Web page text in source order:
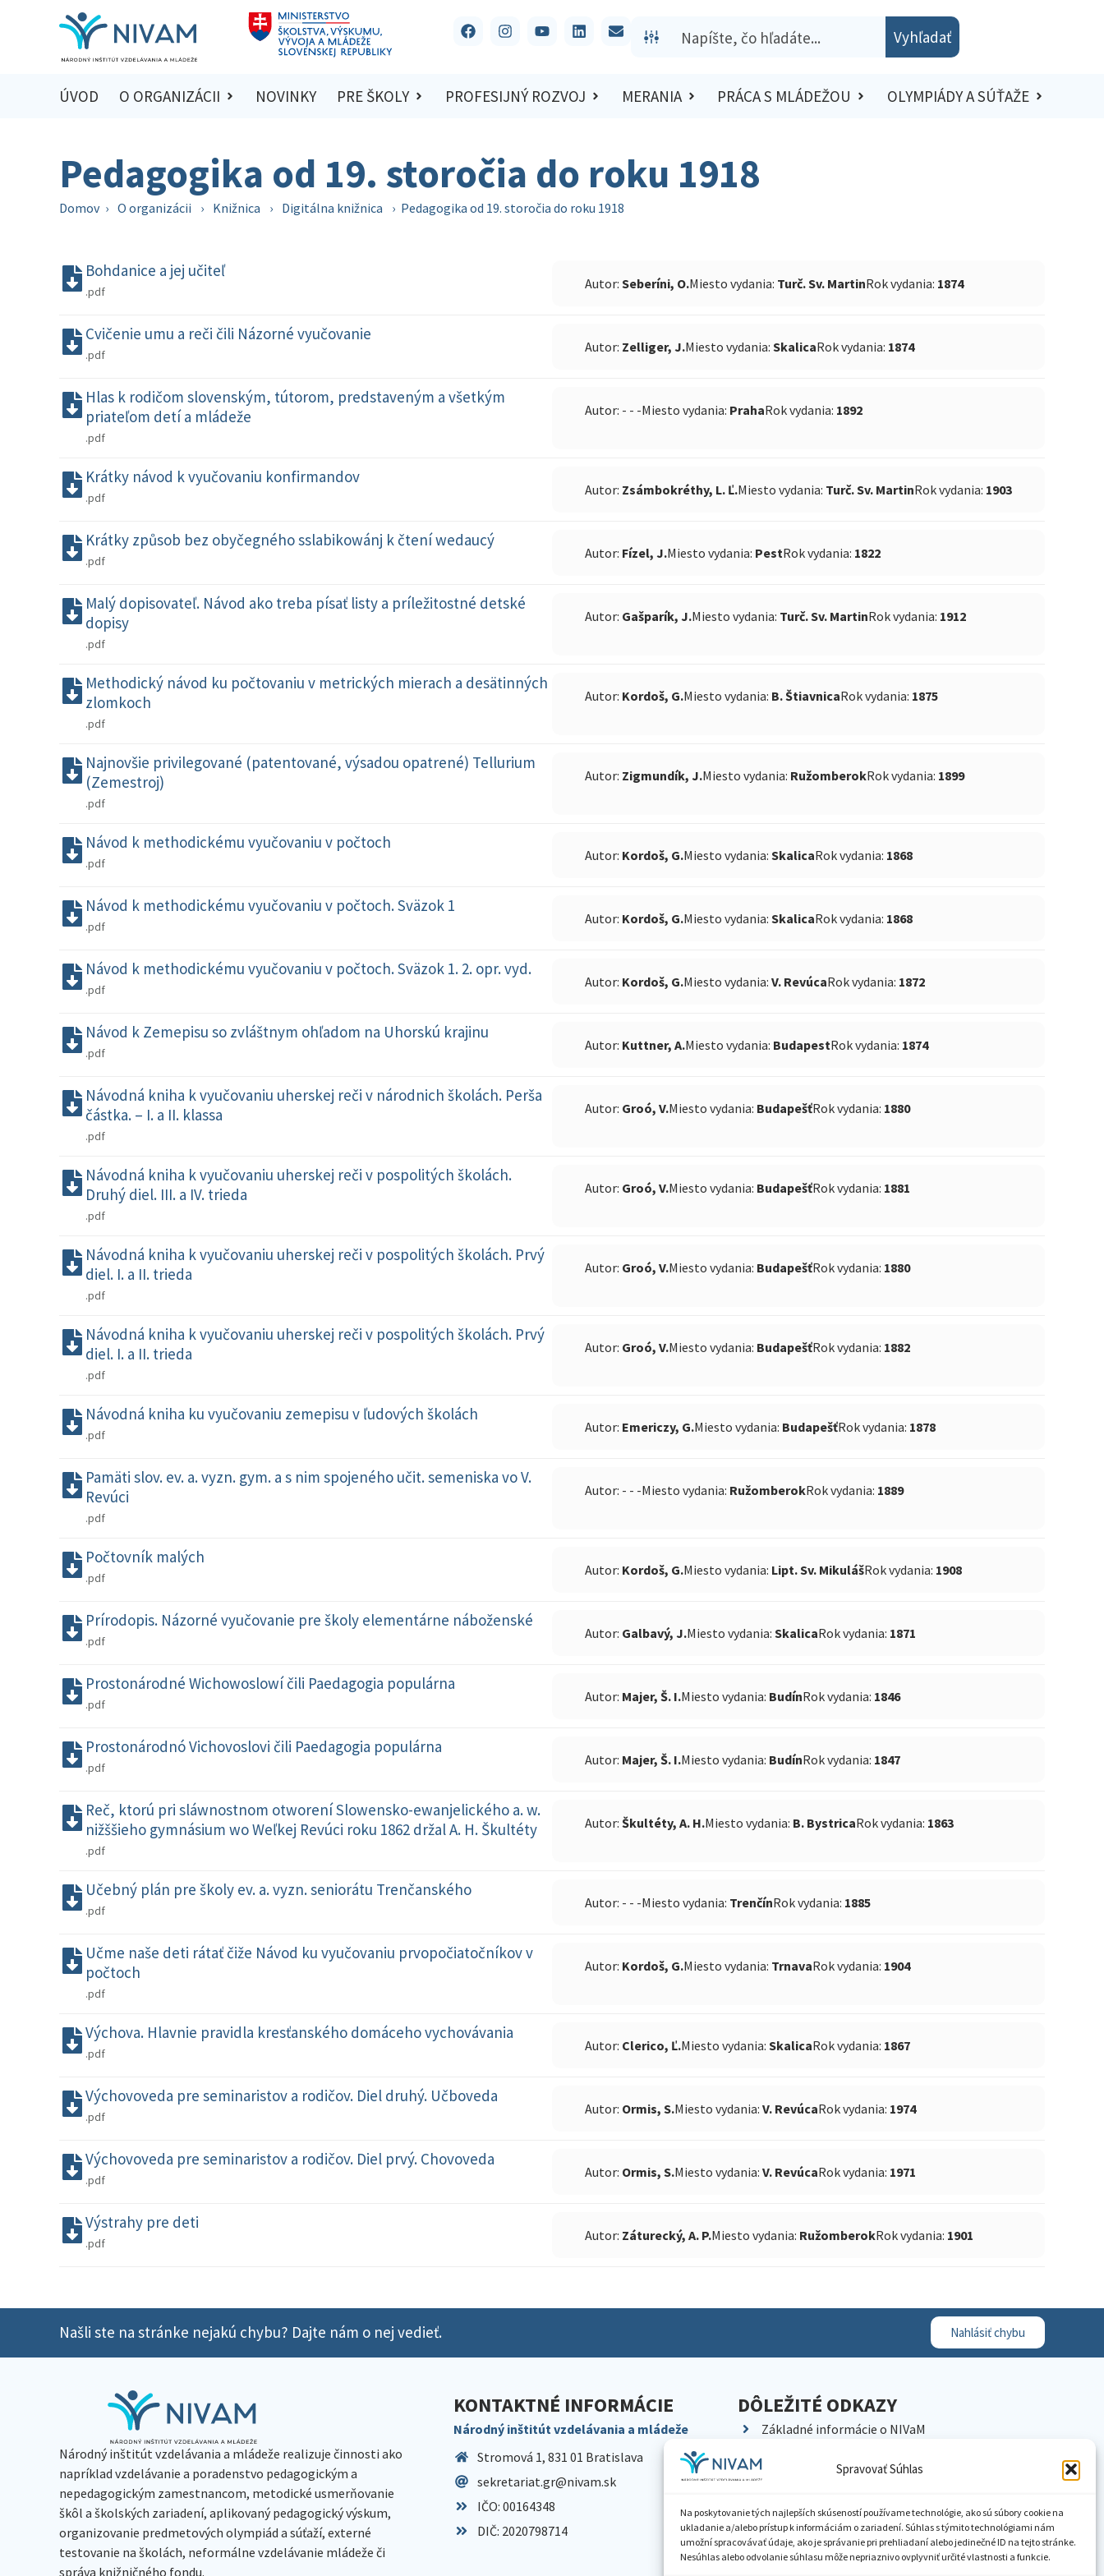
Spravovať Súhlas
Na poskytovanie tých najlepších skúseností používame technológie, ako sú súbory cookie na
ukladanie a/alebo prístup k informáciám o zariadení. Súhlas s týmito technológiami nám
umožní spracovávať údaje, ako je správanie pri prehliadaní alebo jedinečné ID na tejto stránke.
Nesúhlas alebo odvolanie súhlasu môže nepriaznivo ovplyvniť určité vlastnosti a funkcie.
Vyhľadať
ÚVOD O ORGANIZÁCII NOVINKY PRE ŠKOLY PROFESIJNÝ ROZVOJ MERANIA PRÁCA S MLÁDEŽOU OLYMPIÁDY A SÚŤAŽE
Pedagogika od 19. storočia do roku 1918
Domov › O organizácii › Knižnica › Digitálna knižnica › Pedagogika od 19. storočia do roku 1918
Bohdanice a jej učiteľ
.pdf Autor: Seberíni, O.Miesto vydania: Turč. Sv. MartinRok vydania: 1874
Cvičenie umu a reči čili Názorné vyučovanie
.pdf Autor: Zelliger, J.Miesto vydania: SkalicaRok vydania: 1874
Hlas k rodičom slovenským, tútorom, predstaveným a všetkým
priateľom detí a mládeže
.pdf
Autor: - - -Miesto vydania: PrahaRok vydania: 1892
Krátky návod k vyučovaniu konfirmandov
.pdf Autor: Zsámbokréthy, L. Ľ.Miesto vydania: Turč. Sv. MartinRok vydania: 1903
Krátky způsob bez obyčegného sslabikowánj k čtení wedaucý
.pdf Autor: Fízel, J.Miesto vydania: PestRok vydania: 1822
Malý dopisovateľ. Návod ako treba písať listy a príležitostné detské
dopisy
.pdf
Autor: Gašparík, J.Miesto vydania: Turč. Sv. MartinRok vydania: 1912
Methodický návod ku počtovaniu v metrických mierach a desätinných
zlomkoch
.pdf
Autor: Kordoš, G.Miesto vydania: B. ŠtiavnicaRok vydania: 1875
Najnovšie privilegované (patentované, výsadou opatrené) Tellurium
(Zemestroj)
.pdf
Autor: Zigmundík, J.Miesto vydania: RužomberokRok vydania: 1899
Návod k methodickému vyučovaniu v počtoch
.pdf Autor: Kordoš, G.Miesto vydania: SkalicaRok vydania: 1868
Návod k methodickému vyučovaniu v počtoch. Sväzok 1
.pdf Autor: Kordoš, G.Miesto vydania: SkalicaRok vydania: 1868
Návod k methodickému vyučovaniu v počtoch. Sväzok 1. 2. opr. vyd.
.pdf Autor: Kordoš, G.Miesto vydania: V. RevúcaRok vydania: 1872
Návod k Zemepisu so zvláštnym ohľadom na Uhorskú krajinu
.pdf Autor: Kuttner, A.Miesto vydania: BudapestRok vydania: 1874
Návodná kniha k vyučovaniu uherskej reči v národnich školách. Perša
částka. – I. a II. klassa
.pdf
Autor: Groó, V.Miesto vydania: BudapešťRok vydania: 1880
Návodná kniha k vyučovaniu uherskej reči v pospolitých školách.
Druhý diel. III. a IV. trieda
.pdf
Autor: Groó, V.Miesto vydania: BudapešťRok vydania: 1881
Návodná kniha k vyučovaniu uherskej reči v pospolitých školách. Prvý
diel. I. a II. trieda
.pdf
Autor: Groó, V.Miesto vydania: BudapešťRok vydania: 1880
Návodná kniha k vyučovaniu uherskej reči v pospolitých školách. Prvý
diel. I. a II. trieda
.pdf
Autor: Groó, V.Miesto vydania: BudapešťRok vydania: 1882
Návodná kniha ku vyučovaniu zemepisu v ľudových školách
.pdf Autor: Emericzy, G.Miesto vydania: BudapešťRok vydania: 1878
Pamäti slov. ev. a. vyzn. gym. a s nim spojeného učit. semeniska vo V.
Revúci
.pdf
Autor: - - -Miesto vydania: RužomberokRok vydania: 1889
Počtovník malých
.pdf Autor: Kordoš, G.Miesto vydania: Lipt. Sv. MikulášRok vydania: 1908
Prírodopis. Názorné vyučovanie pre školy elementárne náboženské
.pdf Autor: Galbavý, J.Miesto vydania: SkalicaRok vydania: 1871
Prostonárodné Wichowoslowí čili Paedagogia populárna
.pdf Autor: Majer, Š. I.Miesto vydania: BudínRok vydania: 1846
Prostonárodnó Vichovoslovi čili Paedagogia populárna
.pdf Autor: Majer, Š. I.Miesto vydania: BudínRok vydania: 1847
Reč, ktorú pri sláwnostnom otworení Slowensko-ewanjelického a. w.
nižššieho gymnásium wo Weľkej Revúci roku 1862 držal A. H. Škultéty
.pdf
Autor: Škultéty, A. H.Miesto vydania: B. BystricaRok vydania: 1863
Učebný plán pre školy ev. a. vyzn. seniorátu Trenčanského
.pdf Autor: - - -Miesto vydania: TrenčínRok vydania: 1885
Učme naše deti rátať čiže Návod ku vyučovaniu prvopočiatočníkov v
počtoch
.pdf
Autor: Kordoš, G.Miesto vydania: TrnavaRok vydania: 1904
Výchova. Hlavnie pravidla kresťanského domáceho vychovávania
.pdf Autor: Clerico, Ľ.Miesto vydania: SkalicaRok vydania: 1867
Výchovoveda pre seminaristov a rodičov. Diel druhý. Učboveda
.pdf Autor: Ormis, S.Miesto vydania: V. RevúcaRok vydania: 1974
Výchovoveda pre seminaristov a rodičov. Diel prvý. Chovoveda
.pdf Autor: Ormis, S.Miesto vydania: V. RevúcaRok vydania: 1971
Výstrahy pre deti
.pdf Autor: Záturecký, A. P.Miesto vydania: RužomberokRok vydania: 1901
Našli ste na stránke nejakú chybu? Dajte nám o nej vedieť. Nahlásiť chybu
Národný inštitút vzdelávania a mládeže realizuje činnosti ako
napríklad vzdelávanie a poradenstvo pedagogickým a
nepedagogickým zamestnancom, metodické usmerňovanie
škôl a školských zariadení, aplikovaný pedagogický výskum,
organizovanie predmetových olympiád a súťaží, externé
testovanie na školách, neformálne vzdelávanie mládeže či
správa knižničného fondu.
KONTAKTNÉ INFORMÁCIE
Národný inštitút vzdelávania a mládeže
Stromová 1, 831 01 Bratislava
sekretariat.gr@nivam.sk
IČO: 00164348
DIČ: 2020798714
DÔLEŽITÉ ODKAZY
Základné informácie o NIVaM
Kariéra
Pracoviská NIVaM
Dokumenty inštitúcie